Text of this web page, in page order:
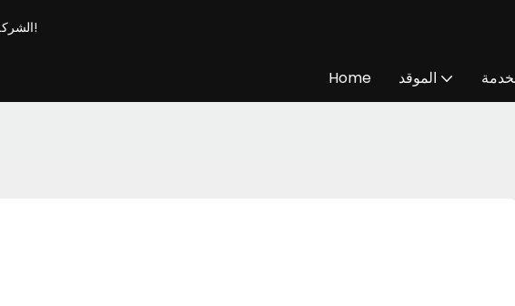
الشركة المصنعة المهنية للموقد الذكي & المورد - قم ببناء المدفأة الخاصة بك!
Home الموقد